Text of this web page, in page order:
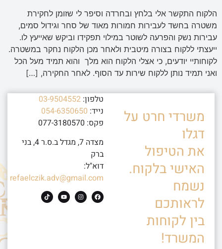
הלקוח התקשר אלי בלחץ ובחרדה וסיפר לי שזומן לחקירת
משטרה בחשד לעבירות חמורות מאוד של סחר וגידול סמים,
עבירות נשק והפרעה לשוטר במילוי תפקידו וביקש שאייעץ לו.
ייעצתי ללקוח בצורה מיטבית ולאחר מכן הלקוח נחקר במשטרה.
לקוחותיי יודעים, כי אצלי הלקוח הוא מלך והוא תמיד מעל הכל
ואני תמיד נותן ללקוח שירות עד הסוף. לאחר החקירה, […]
משרדי חרט על
דגלו
את הטיפול
האישי בלקוח.
נשמח
לראותכם
בין לקוחות
המשרד!
טלפון: 03-9504552
נייד: 054-6350650
פקס: 077-3180570
מצדה 7, מגדל ב.ס.ר 4, בני
ברק
דוא"ל:
refaelczik.adv@gmail.com